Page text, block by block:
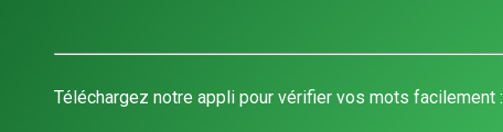
Téléchargez notre appli pour vérifier vos mots facilement :